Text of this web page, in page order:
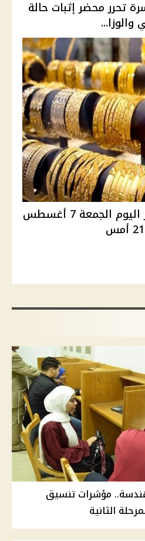
الأسرة تحرر محضر إثبات حالة
سعر الذهب في مصر اليوم الجمعة 7 أغسطس
و87.9% للهندسة.. مؤشرات تنسيق